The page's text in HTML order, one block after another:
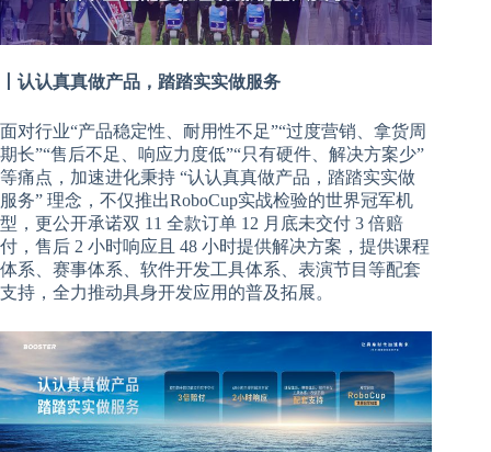
丨认认真真做产品，踏踏实实做服务
面对行业“产品稳定性、耐用性不足”“过度营销、拿货周
期长”“售后不足、响应力度低”“只有硬件、解决方案少”
等痛点，加速进化秉持 “认认真真做产品，踏踏实实做
服务” 理念，不仅推出RoboCup实战检验的世界冠军机
型，更公开承诺双 11 全款订单 12 月底未交付 3 倍赔
付，售后 2 小时响应且 48 小时提供解决方案，提供课程
体系、赛事体系、软件开发工具体系、表演节目等配套
支持，全力推动具身开发应用的普及拓展。